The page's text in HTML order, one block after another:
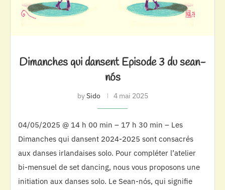
Dimanches qui dansent Episode 3 du sean-
nós
bySido 4 mai 2025
04/05/2025 @ 14 h 00 min – 17 h 30 min – Les
Dimanches qui dansent 2024-2025 sont consacrés
aux danses irlandaises solo. Pour compléter l’atelier
bi-mensuel de set dancing, nous vous proposons une
initiation aux danses solo. Le Sean-nós, qui signifie